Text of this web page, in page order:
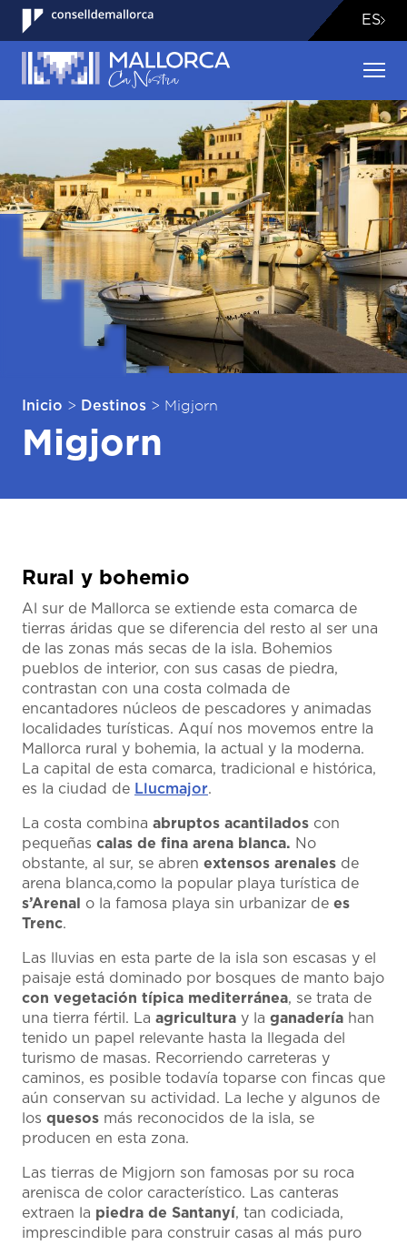
ES
Inicio > Destinos > Migjorn
Migjorn
Rural y bohemio
Al sur de Mallorca se extiende esta comarca de
tierras áridas que se diferencia del resto al ser una
de las zonas más secas de la isla. Bohemios
pueblos de interior, con sus casas de piedra,
contrastan con una costa colmada de
encantadores núcleos de pescadores y animadas
localidades turísticas. Aquí nos movemos entre la
Mallorca rural y bohemia, la actual y la moderna.
La capital de esta comarca, tradicional e histórica,
es la ciudad de Llucmajor.
La costa combina abruptos acantilados con
pequeñas calas de fina arena blanca. No
obstante, al sur, se abren extensos arenales de
arena blanca,como la popular playa turística de
s’Arenal
o la famosa playa sin urbanizar de es
Trenc.
Las lluvias en esta parte de la isla son escasas y el
paisaje está dominado por bosques de manto bajo
con vegetación típica mediterránea, se trata de
una tierra fértil. La agricultura y la ganadería han
tenido un papel relevante hasta la llegada del
turismo de masas. Recorriendo carreteras y
caminos, es posible todavía toparse con fincas que
aún conservan su actividad. La leche y algunos de
los quesos más reconocidos de la isla, se
producen en esta zona.
Las tierras de Migjorn son famosas por su roca
arenisca de color característico. Las canteras
extraen la piedra de Santanyí, tan codiciada,
imprescindible para construir casas al más puro